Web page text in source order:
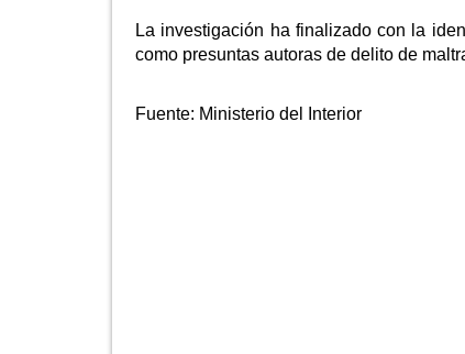
La investigación ha finalizado con la
como presuntas autoras de delito de
Fuente: Ministerio del Interior